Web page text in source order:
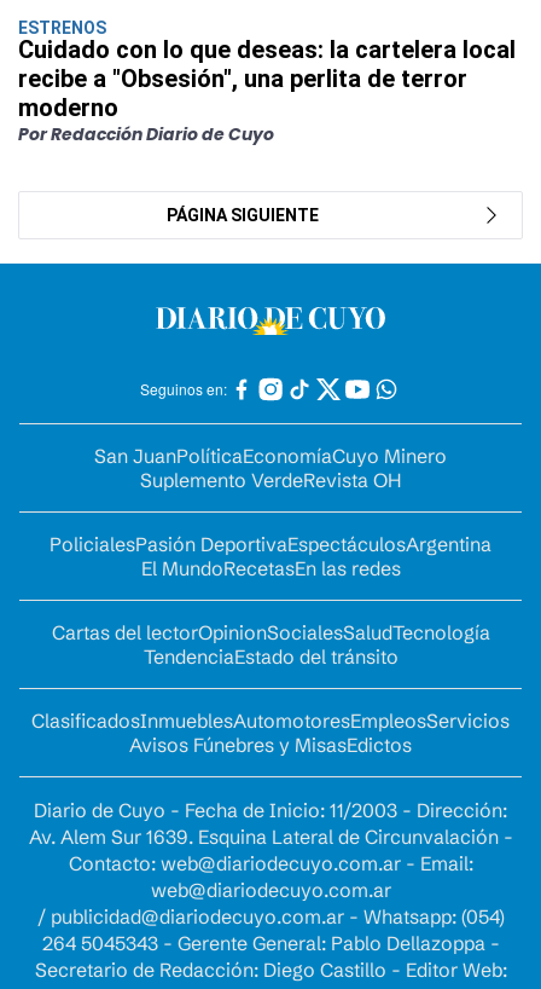
ESTRENOS
Cuidado con lo que deseas: la cartelera local
recibe a "Obsesión", una perlita de terror
moderno
Por Redacción Diario de Cuyo
PÁGINA SIGUIENTE
Seguinos en:
San JuanPolíticaEconomíaCuyo Minero
Suplemento VerdeRevista OH
PolicialesPasión DeportivaEspectáculosArgentina
El MundoRecetasEn las redes
Cartas del lectorOpinionSocialesSaludTecnología
TendenciaEstado del tránsito
ClasificadosInmueblesAutomotoresEmpleosServicios
Avisos Fúnebres y MisasEdictos
Diario de Cuyo - Fecha de Inicio: 11/2003 - Dirección:
Av. Alem Sur 1639. Esquina Lateral de Circunvalación -
Contacto: web@diariodecuyo.com.ar- Email:
web@diariodecuyo.com.ar
/ publicidad@diariodecuyo.com.ar- Whatsapp: (054)
264 5045343 - Gerente General: Pablo Dellazoppa -
Secretario de Redacción: Diego Castillo - Editor Web: